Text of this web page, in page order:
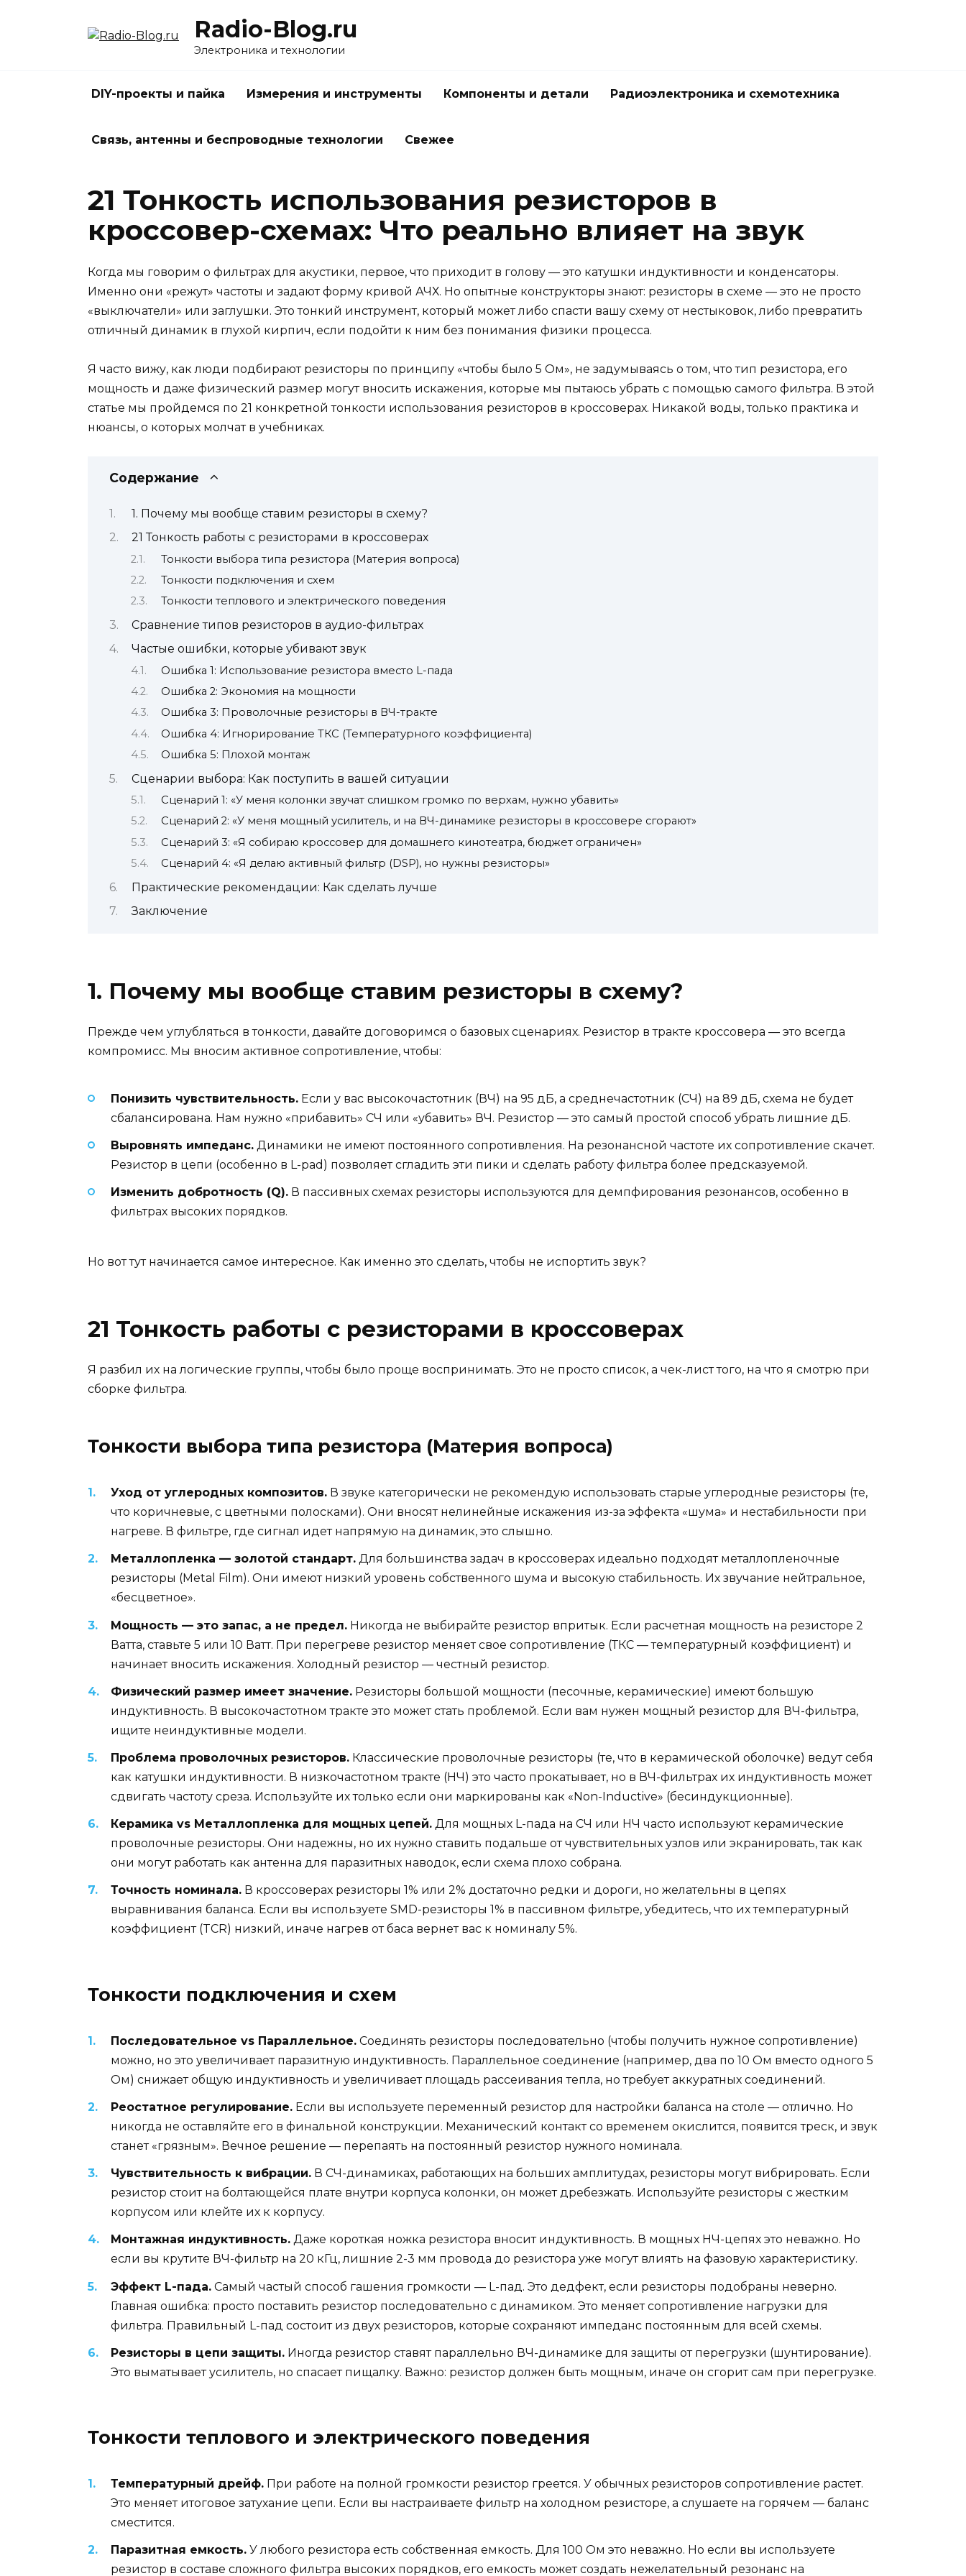
Radio-Blog.ru
Электроника и технологии
DIY-проекты и пайка Измерения и инструменты Компоненты и детали Радиоэлектроника и схемотехника
Связь, антенны и беспроводные технологии Свежее
21 Тонкость использования резисторов в
кроссовер-схемах: Что реально влияет на звук
Когда мы говорим о фильтрах для акустики, первое, что приходит в голову — это катушки индуктивности и конденсаторы.
Именно они «режут» частоты и задают форму кривой АЧХ. Но опытные конструкторы знают: резисторы в схеме — это не просто
«выключатели» или заглушки. Это тонкий инструмент, который может либо спасти вашу схему от нестыковок, либо превратить
отличный динамик в глухой кирпич, если подойти к ним без понимания физики процесса.
Я часто вижу, как люди подбирают резисторы по принципу «чтобы было 5 Ом», не задумываясь о том, что тип резистора, его
мощность и даже физический размер могут вносить искажения, которые мы пытаюсь убрать с помощью самого фильтра. В этой
статье мы пройдемся по 21 конкретной тонкости использования резисторов в кроссоверах. Никакой воды, только практика и
нюансы, о которых молчат в учебниках.
Содержание
1. Почему мы вообще ставим резисторы в схему?
21 Тонкость работы с резисторами в кроссоверах
Тонкости выбора типа резистора (Материя вопроса)
Тонкости подключения и схем
Тонкости теплового и электрического поведения
Сравнение типов резисторов в аудио-фильтрах
Частые ошибки, которые убивают звук
Ошибка 1: Использование резистора вместо L-пада
Ошибка 2: Экономия на мощности
Ошибка 3: Проволочные резисторы в ВЧ-тракте
Ошибка 4: Игнорирование ТКС (Температурного коэффициента)
Ошибка 5: Плохой монтаж
Сценарии выбора: Как поступить в вашей ситуации
Сценарий 1: «У меня колонки звучат слишком громко по верхам, нужно убавить»
Сценарий 2: «У меня мощный усилитель, и на ВЧ-динамике резисторы в кроссовере сгорают»
Сценарий 3: «Я собираю кроссовер для домашнего кинотеатра, бюджет ограничен»
Сценарий 4: «Я делаю активный фильтр (DSP), но нужны резисторы»
Практические рекомендации: Как сделать лучше
Заключение
1. Почему мы вообще ставим резисторы в схему?
Прежде чем углубляться в тонкости, давайте договоримся о базовых сценариях. Резистор в тракте кроссовера — это всегда
компромисс. Мы вносим активное сопротивление, чтобы:
Понизить чувствительность. Если у вас высокочастотник (ВЧ) на 95 дБ, а среднечастотник (СЧ) на 89 дБ, схема не будет
сбалансирована. Нам нужно «прибавить» СЧ или «убавить» ВЧ. Резистор — это самый простой способ убрать лишние дБ.
Выровнять импеданс. Динамики не имеют постоянного сопротивления. На резонансной частоте их сопротивление скачет.
Резистор в цепи (особенно в L-pad) позволяет сгладить эти пики и сделать работу фильтра более предсказуемой.
Изменить добротность (Q). В пассивных схемах резисторы используются для демпфирования резонансов, особенно в
фильтрах высоких порядков.
Но вот тут начинается самое интересное. Как именно это сделать, чтобы не испортить звук?
21 Тонкость работы с резисторами в кроссоверах
Я разбил их на логические группы, чтобы было проще воспринимать. Это не просто список, а чек-лист того, на что я смотрю при
сборке фильтра.
Тонкости выбора типа резистора (Материя вопроса)
Уход от углеродных композитов. В звуке категорически не рекомендую использовать старые углеродные резисторы (те,
что коричневые, с цветными полосками). Они вносят нелинейные искажения из-за эффекта «шума» и нестабильности при
нагреве. В фильтре, где сигнал идет напрямую на динамик, это слышно.
Металлопленка — золотой стандарт. Для большинства задач в кроссоверах идеально подходят металлопленочные
резисторы (Metal Film). Они имеют низкий уровень собственного шума и высокую стабильность. Их звучание нейтральное,
«бесцветное».
Мощность — это запас, а не предел. Никогда не выбирайте резистор впритык. Если расчетная мощность на резисторе 2
Ватта, ставьте 5 или 10 Ватт. При перегреве резистор меняет свое сопротивление (ТКС — температурный коэффициент) и
начинает вносить искажения. Холодный резистор — честный резистор.
Физический размер имеет значение. Резисторы большой мощности (песочные, керамические) имеют большую
индуктивность. В высокочастотном тракте это может стать проблемой. Если вам нужен мощный резистор для ВЧ-фильтра,
ищите неиндуктивные модели.
Проблема проволочных резисторов. Классические проволочные резисторы (те, что в керамической оболочке) ведут себя
как катушки индуктивности. В низкочастотном тракте (НЧ) это часто прокатывает, но в ВЧ-фильтрах их индуктивность может
сдвигать частоту среза. Используйте их только если они маркированы как «Non-Inductive» (бесиндукционные).
Керамика vs Металлопленка для мощных цепей. Для мощных L-пада на СЧ или НЧ часто используют керамические
проволочные резисторы. Они надежны, но их нужно ставить подальше от чувствительных узлов или экранировать, так как
они могут работать как антенна для паразитных наводок, если схема плохо собрана.
Точность номинала. В кроссоверах резисторы 1% или 2% достаточно редки и дороги, но желательны в цепях
выравнивания баланса. Если вы используете SMD-резисторы 1% в пассивном фильтре, убедитесь, что их температурный
коэффициент (TCR) низкий, иначе нагрев от баса вернет вас к номиналу 5%.
Тонкости подключения и схем
Последовательное vs Параллельное. Соединять резисторы последовательно (чтобы получить нужное сопротивление)
можно, но это увеличивает паразитную индуктивность. Параллельное соединение (например, два по 10 Ом вместо одного 5
Ом) снижает общую индуктивность и увеличивает площадь рассеивания тепла, но требует аккуратных соединений.
Реостатное регулирование. Если вы используете переменный резистор для настройки баланса на столе — отлично. Но
никогда не оставляйте его в финальной конструкции. Механический контакт со временем окислится, появится треск, и звук
станет «грязным». Вечное решение — перепаять на постоянный резистор нужного номинала.
Чувствительность к вибрации. В СЧ-динамиках, работающих на больших амплитудах, резисторы могут вибрировать. Если
резистор стоит на болтающейся плате внутри корпуса колонки, он может дребезжать. Используйте резисторы с жестким
корпусом или клейте их к корпусу.
Монтажная индуктивность. Даже короткая ножка резистора вносит индуктивность. В мощных НЧ-цепях это неважно. Но
если вы крутите ВЧ-фильтр на 20 кГц, лишние 2-3 мм провода до резистора уже могут влиять на фазовую характеристику.
Эффект L-пада. Самый частый способ гашения громкости — L-пад. Это дедфект, если резисторы подобраны неверно.
Главная ошибка: просто поставить резистор последовательно с динамиком. Это меняет сопротивление нагрузки для
фильтра. Правильный L-пад состоит из двух резисторов, которые сохраняют импеданс постоянным для всей схемы.
Резисторы в цепи защиты. Иногда резистор ставят параллельно ВЧ-динамике для защиты от перегрузки (шунтирование).
Это выматывает усилитель, но спасает пищалку. Важно: резистор должен быть мощным, иначе он сгорит сам при перегрузке.
Тонкости теплового и электрического поведения
Температурный дрейф. При работе на полной громкости резистор греется. У обычных резисторов сопротивление растет.
Это меняет итоговое затухание цепи. Если вы настраиваете фильтр на холодном резисторе, а слушаете на горячем — баланс
сместится.
Паразитная емкость. У любого резистора есть собственная емкость. Для 100 Ом это неважно. Но если вы используете
резистор в составе сложного фильтра высоких порядков, его емкость может создать нежелательный резонанс на